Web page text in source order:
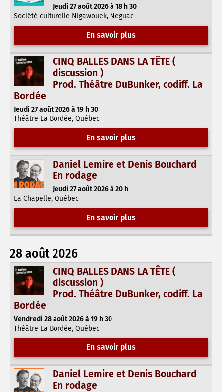
Jeudi 27 août 2026 à 18 h 30
Société culturelle Nigawouek, Neguac
En savoir plus
CINQ BALLES DANS LA TÊTE (
discussion )
Prod. Théâtre DuBunker, codiff. La
Bordée
Jeudi 27 août 2026 à 19 h 30
Théâtre La Bordée, Québec
En savoir plus
Daniel Lemire et Denis Bouchard
En rodage
Jeudi 27 août 2026 à 20 h
La Chapelle, Québec
En savoir plus
28 août 2026
CINQ BALLES DANS LA TÊTE (
discussion )
Prod. Théâtre DuBunker, codiff. La
Bordée
Vendredi 28 août 2026 à 19 h 30
Théâtre La Bordée, Québec
En savoir plus
Daniel Lemire et Denis Bouchard
En rodage